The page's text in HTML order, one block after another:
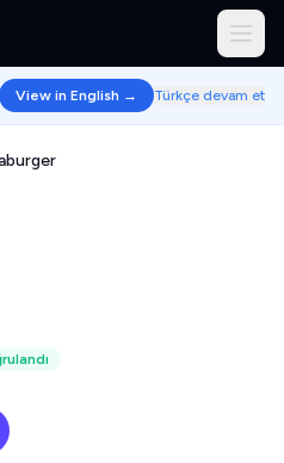
View in English → Türkçe devam et